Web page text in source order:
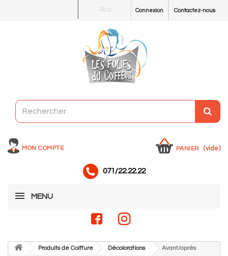
Contactez-nous
Connexion
Blog
MON COMPTE PANIER (vide)
071/22.22.22
MENU
Produits de Coiffure Décolorations
Avant/après